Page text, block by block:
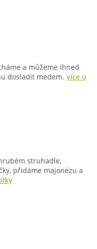
a můžeme ihned
dosladit medem. více o
struhadle,
přidáme majonézu a